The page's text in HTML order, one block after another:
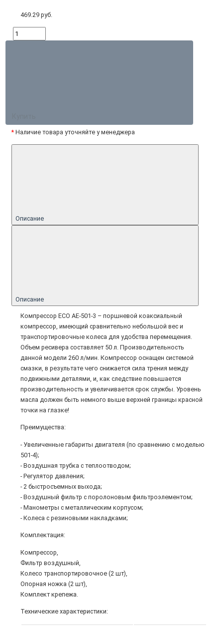
469.29 руб.
* Наличие товара уточняйте у менеджера
Описание
Описание
Компрессор ECO AE-501-3 – поршневой коаксиальный
компрессор, имеющий сравнительно небольшой вес и
транспортировочные колеса для удобства перемещения.
Объем ресивера составляет 50 л. Производительность
данной модели 260 л/мин. Компрессор оснащен системой
смазки, в результате чего снижается сила трения между
подвижными деталями, и, как следствие повышается
производительность и увеличивается срок службы. Уровень
масла должен быть немного выше верхней границы красной
точки на глазке!
Преимущества:
- Увеличенные габариты двигателя (по сравнению с моделью
501-4);
- Воздушная трубка с теплоотводом;
- Регулятор давления;
- 2 быстросъемных выхода;
- Воздушный фильтр с поролоновым фильтроэлементом;
- Манометры с металлическим корпусом;
- Колеса с резиновыми накладками;
Комплектация:
Компрессор,
Фильтр воздушный,
Колесо транспортировочное (2 шт),
Опорная ножка (2 шт),
Комплект крепежа.
Технические характеристики: